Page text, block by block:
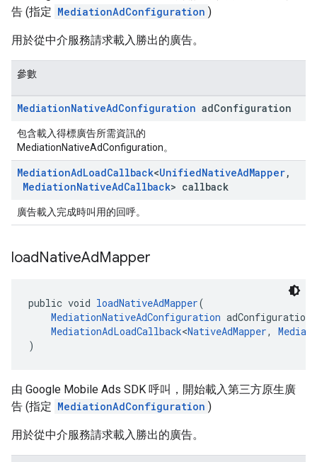
告 (指定 MediationAdConfiguration )
用於從中介服務請求載入勝出的廣告。
參數
MediationNativeAdConfiguration adConfiguration
包含載入得標廣告所需資訊的
MediationNativeAdConfiguration。
MediationAdLoadCallback<UnifiedNativeAdMapper,
MediationNativeAdCallback> callback
廣告載入完成時叫用的回呼。
loadNativeAdMapper
public void loadNativeAdMapper(
MediationNativeAdConfiguration adConfiguration,
MediationAdLoadCallback<NativeAdMapper,
)
由 Google Mobile Ads SDK 呼叫，開始載入第三方原生廣
告 (指定 MediationAdConfiguration )
用於從中介服務請求載入勝出的廣告。